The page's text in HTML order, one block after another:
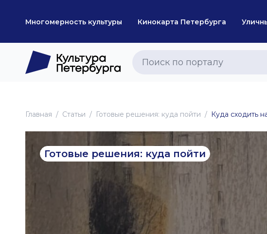
Многомерность культуры Кинокарта Петербурга
Главная Статьи Готовые решения: куда пойти Куда сходить
Готовые решения: куда пойти